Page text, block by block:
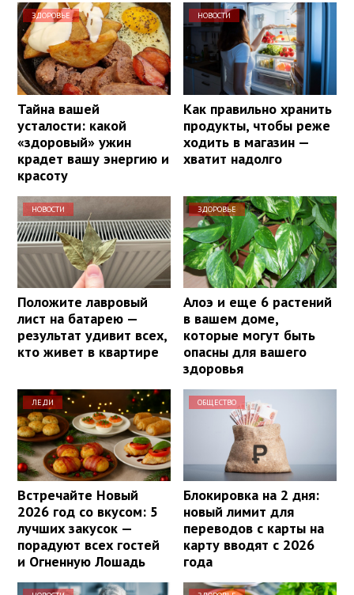
ЗДОРОВЬЕ
Тайна вашей
усталости: какой
«здоровый» ужин
крадет вашу энергию и
красоту
НОВОСТИ
Как правильно хранить
продукты, чтобы реже
ходить в магазин —
хватит надолго
НОВОСТИ
Положите лавровый
лист на батарею —
результат удивит всех,
кто живет в квартире
ЗДОРОВЬЕ
Алоэ и еще 6 растений
в вашем доме,
которые могут быть
опасны для вашего
здоровья
ЛЕДИ
Встречайте Новый
2026 год со вкусом: 5
лучших закусок —
порадуют всех гостей
и Огненную Лошадь
ОБЩЕСТВО
Блокировка на 2 дня:
новый лимит для
переводов с карты на
карту вводят с 2026
года